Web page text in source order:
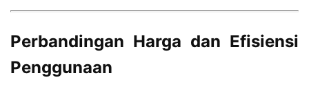
Perbandingan Harga dan Efisiensi
Penggunaan